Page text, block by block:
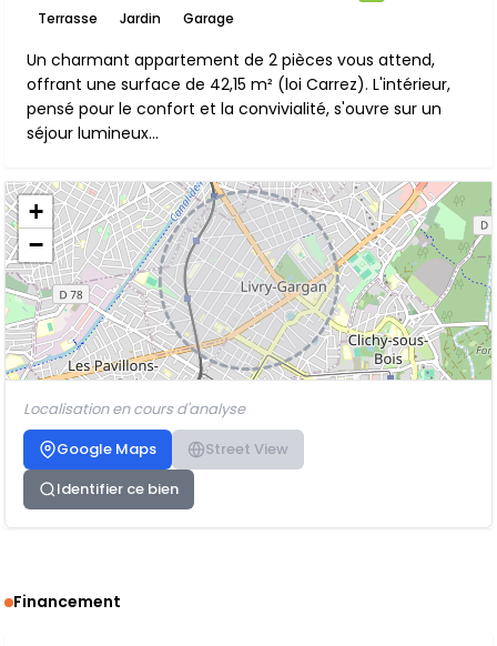
Terrasse Jardin Garage
Un charmant appartement de 2 pièces vous attend,
offrant une surface de 42,15 m² (loi Carrez). L'intérieur,
pensé pour le confort et la convivialité, s'ouvre sur un
séjour lumineux...
+
−
Localisation en cours d'analyse
Google Maps
Street View
Identifier ce bien
Financement